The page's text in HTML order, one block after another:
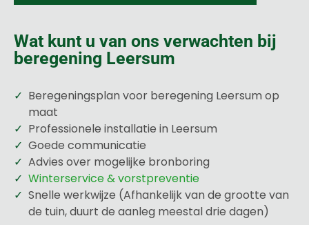
Wat kunt u van ons verwachten bij
beregening Leersum
Beregeningsplan voor beregening Leersum op
maat
Professionele installatie in Leersum
Goede communicatie
Advies over mogelijke bronboring
Winterservice & vorstpreventie
Snelle werkwijze (Afhankelijk van de grootte van
de tuin, duurt de aanleg meestal drie dagen)